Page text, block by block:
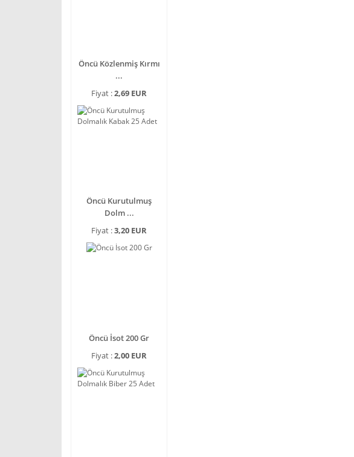
Öncü Közlenmiş Kırmı
...
Fiyat :2,69 EUR
Öncü Kurutulmuş
Dolm ...
Fiyat :3,20 EUR
Öncü İsot 200 Gr
Fiyat :2,00 EUR